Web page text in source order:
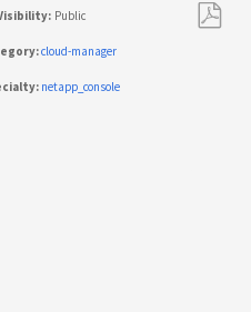
Public
cloud-manager
netapp_console